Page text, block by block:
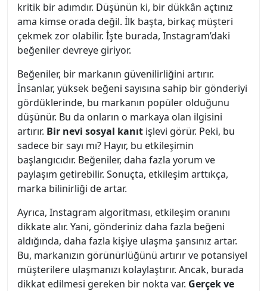
kritik bir adımdır. Düşünün ki, bir dükkân açtınız
ama kimse orada değil. İlk başta, birkaç müşteri
çekmek zor olabilir. İşte burada, Instagram’daki
beğeniler devreye giriyor.
Beğeniler, bir markanın güvenilirliğini artırır.
İnsanlar, yüksek beğeni sayısına sahip bir gönderiyi
gördüklerinde, bu markanın popüler olduğunu
düşünür. Bu da onların o markaya olan ilgisini
artırır. Bir nevi sosyal kanıt işlevi görür. Peki, bu
sadece bir sayı mı? Hayır, bu etkileşimin
başlangıcıdır. Beğeniler, daha fazla yorum ve
paylaşım getirebilir. Sonuçta, etkileşim arttıkça,
marka bilinirliği de artar.
Ayrıca, Instagram algoritması, etkileşim oranını
dikkate alır. Yani, gönderiniz daha fazla beğeni
aldığında, daha fazla kişiye ulaşma şansınız artar.
Bu, markanızın görünürlüğünü artırır ve potansiyel
müşterilere ulaşmanızı kolaylaştırır. Ancak, burada
dikkat edilmesi gereken bir nokta var. Gerçek ve